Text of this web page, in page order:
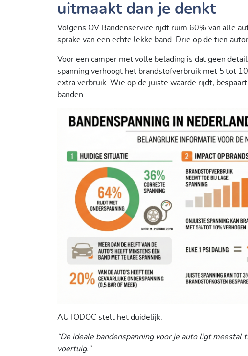
uitmaakt dan je denkt
Volgens OV Bandenservice rijdt ruim 60% van alle
sprake van een echte lekke band. Drie op de tien
Voor een camper met volle belading is dat geen
spanning verhoogt het brandstofverbruik met 5 tot
extra verbruik. Wie op de juiste waarde rijdt,
banden.
AUTODOC stelt het duidelijk:
“De ideale bandenspanning voor je auto ligt meestal
voertuig.”